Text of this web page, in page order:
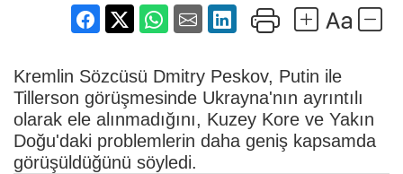
Kremlin Sözcüsü Dmitry Peskov, Putin ile
Tillerson görüşmesinde Ukrayna'nın ayrıntılı
olarak ele alınmadığını, Kuzey Kore ve Yakın
Doğu'daki problemlerin daha geniş kapsamda
görüşüldüğünü söyledi.